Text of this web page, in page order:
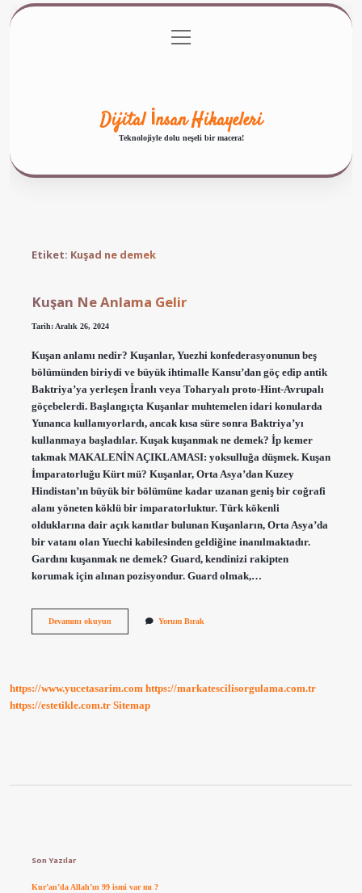
Gizlilik Politikası
menüyü
aç
Dijital İnsan Hikayeleri
Teknolojiyle dolu neşeli bir macera!
Etiket: Kuşad ne demek
Kuşan Ne Anlama Gelir
Tarih: Aralık 26, 2024
Kuşan anlamı nedir? Kuşanlar, Yuezhi konfederasyonunun beş
bölümünden biriydi ve büyük ihtimalle Kansu’dan göç edip antik
Baktriya’ya yerleşen İranlı veya Toharyalı proto-Hint-Avrupalı ​​
göçebelerdi. Başlangıçta Kuşanlar muhtemelen idari konularda
Yunanca kullanıyorlardı, ancak kısa süre sonra Baktriya’yı
kullanmaya başladılar. Kuşak kuşanmak ne demek? İp kemer
takmak MAKALENİN AÇIKLAMASI: yoksulluğa düşmek. Kuşan
İmparatorluğu Kürt mü? Kuşanlar, Orta Asya’dan Kuzey
Hindistan’ın büyük bir bölümüne kadar uzanan geniş bir coğrafi
alanı yöneten köklü bir imparatorluktur. Türk kökenli
olduklarına dair açık kanıtlar bulunan Kuşanların, Orta Asya’da
bir vatanı olan Yuechi kabilesinden geldiğine inanılmaktadır.
Gardını kuşanmak ne demek? Guard, kendinizi rakipten
korumak için alınan pozisyondur. Guard olmak,…
Devamını okuyunKuşan
Yorum Bırak
https://www.yucetasarim.com https://markatescilisorgulama.com.tr
https://estetikle.com.tr Sitemap
Son Yazılar
Kur’an’da Allah’ın 99 ismi var mı ?